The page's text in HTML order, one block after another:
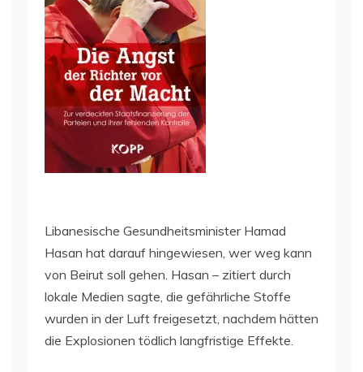
Libanesische Gesundheitsminister Hamad
Hasan hat darauf hingewiesen, wer weg kann
von Beirut soll gehen. Hasan – zitiert durch
lokale Medien sagte, die gefährliche Stoffe
wurden in der Luft freigesetzt, nachdem hätten
die Explosionen tödlich langfristige Effekte.